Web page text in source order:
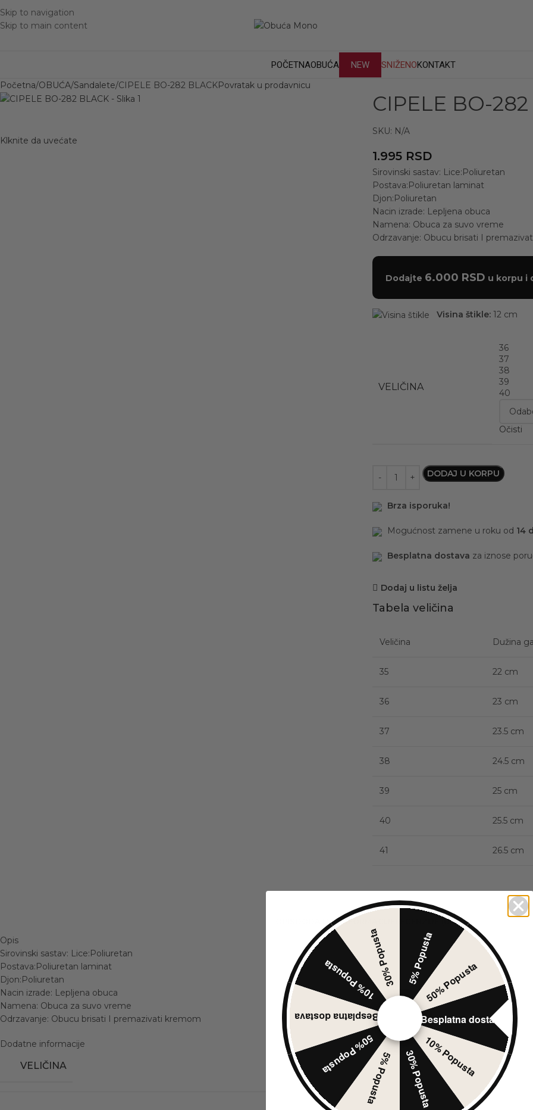
Skip to navigation
Skip to main content
POČETNAOBUĆA NEW SNIŽENOKONTAKT
Početna OBUĆA Sandalete CIPELE BO-282 BLACKPovratak u prodavnicu
Klknite da uvećate
CIPELE BO-
SKU: N/A
1.995 RSD
Sirovinski sastav: Lice:Poliuretan
Postava:Poliuretan laminat
Djon:Poliuretan
Nacin izrade: Lepljena obuca
Namena: Obuca za suvo vreme
Odrzavanje: Obucu brisati I
Dodajte 6.000 RSD u korpu i
Visina štikle:12 cm
VELIČINA
36
37
38
39
40
Očisti
DODAJ U KORPU
Brza isporuka!
Mogućnost zamene u roku od 14
Besplatna dostava za iznose
Dodaj u listu želja
Tabela veličina
Veličina Dužina
35 22 cm
36 23 cm
37 23.5 cm
38 24.5 cm
39 25 cm
40 25.5 cm
41 26.5 cm
Size guide
DODATNE INFORMACIJE RECENZIJE (0)
Opis
Sirovinski sastav: Lice:Poliuretan
Postava:Poliuretan laminat
Djon:Poliuretan
Nacin izrade: Lepljena obuca
Namena: Obuca za suvo vreme
Odrzavanje: Obucu brisati I premazivati kremom
Dodatne informacije
VELIČINA
5% Popusta50% Popusta
Besplatna dostava
10% Popusta
30% Popusta
5% Popusta
50% Popusta
Besplatna dostava
10% Popusta30% Popusta